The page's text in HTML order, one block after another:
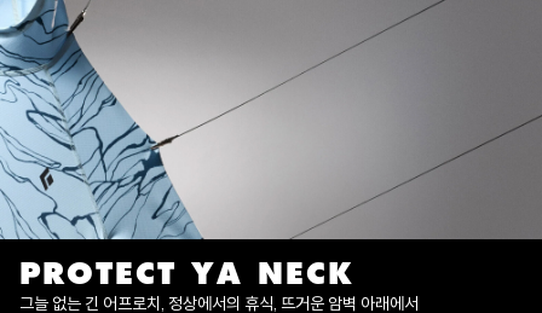
PROTECT YA NECK
그늘 없는 긴 어프로치, 정상에서의 휴식, 뜨거운 암벽 아래에서